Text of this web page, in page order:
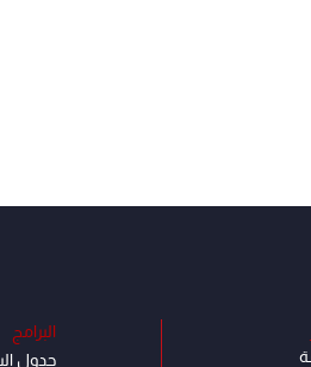
البرامج
جدول